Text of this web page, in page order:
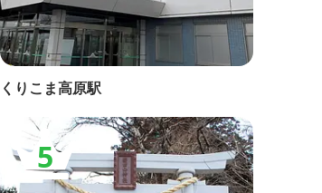
栗駒山エリア 栗駒
くりこま高原駅
5